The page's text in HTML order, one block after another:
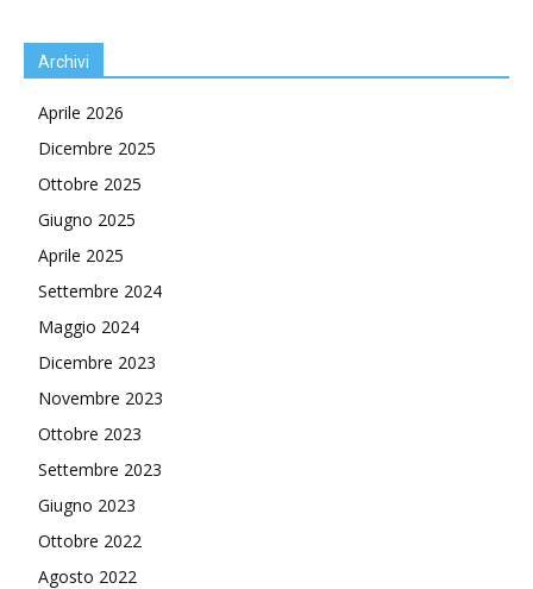
Archivi
Aprile 2026
Dicembre 2025
Ottobre 2025
Giugno 2025
Aprile 2025
Settembre 2024
Maggio 2024
Dicembre 2023
Novembre 2023
Ottobre 2023
Settembre 2023
Giugno 2023
Ottobre 2022
Agosto 2022